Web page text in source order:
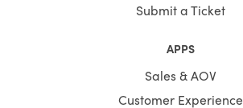
Submit a Ticket
APPS
Sales & AOV
Customer Experience